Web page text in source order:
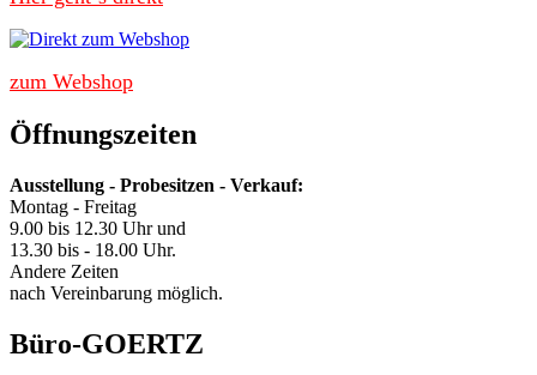
zum Webshop
Öffnungszeiten
Ausstellung - Probesitzen - Verkauf:
Montag - Freitag
9.00 bis 12.30 Uhr und
13.30 bis - 18.00 Uhr.
Andere Zeiten
nach Vereinbarung möglich.
Büro-GOERTZ